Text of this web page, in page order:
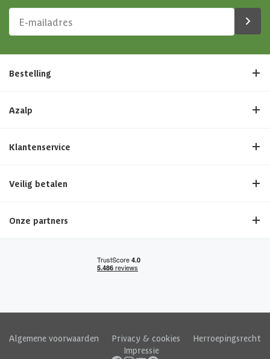
Bestelling
Azalp
Klantenservice
Veilig betalen
Onze partners
Algemene voorwaarden Privacy & cookies
Herroepingsrecht
Impressie